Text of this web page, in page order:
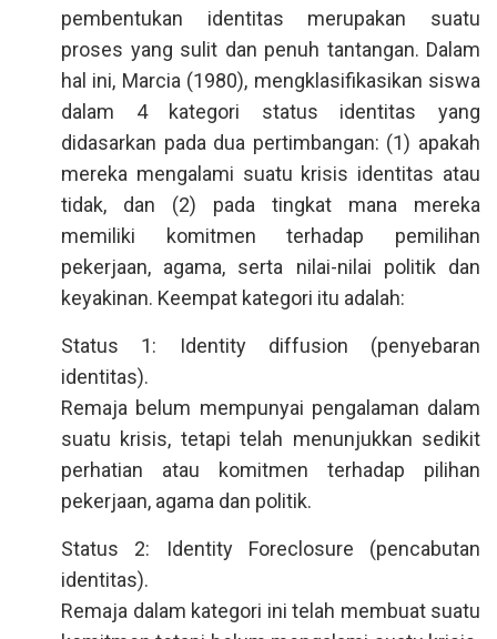
pembentukan identitas merupakan suatu
proses yang sulit dan penuh tantangan. Dalam
hal ini, Marcia (1980), mengklasifikasikan siswa
dalam 4 kategori status identitas yang
didasarkan pada dua pertimbangan: (1) apakah
mereka mengalami suatu krisis identitas atau
tidak, dan (2) pada tingkat mana mereka
memiliki komitmen terhadap pemilihan
pekerjaan, agama, serta nilai-nilai politik dan
keyakinan. Keempat kategori itu adalah:
Status 1: Identity diffusion (penyebaran
identitas).
Remaja belum mempunyai pengalaman dalam
suatu krisis, tetapi telah menunjukkan sedikit
perhatian atau komitmen terhadap pilihan
pekerjaan, agama dan politik.
Status 2: Identity Foreclosure (pencabutan
identitas).
Remaja dalam kategori ini telah membuat suatu